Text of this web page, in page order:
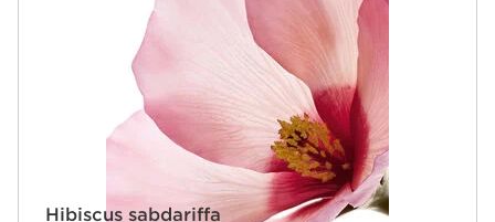
Hibiscus sabdariffa